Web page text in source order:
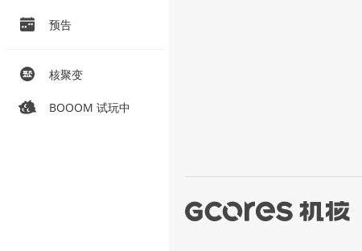
预告
核聚变
BOOOM 试玩中